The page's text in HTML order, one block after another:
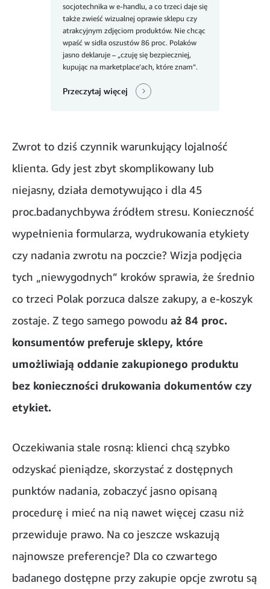
socjotechnika w e-handlu, a co trzeci daje się
także zwieść wizualnej oprawie sklepu czy
atrakcyjnym zdjęciom produktów. Nie chcąc
wpaść w sidła oszustów 86 proc. Polaków
jasno deklaruje – „czuję się bezpieczniej,
kupując na marketplace’ach, które znam”.
Przeczytaj więcej
Zwrot to dziś czynnik warunkujący lojalność
klienta. Gdy jest zbyt skomplikowany lub
niejasny, działa demotywująco i dla 45
proc.badanychbywa źródłem stresu. Konieczność
wypełnienia formularza, wydrukowania etykiety
czy nadania zwrotu na poczcie? Wizja podjęcia
tych „niewygodnych” kroków sprawia, że średnio
co trzeci Polak porzuca dalsze zakupy, a e-koszyk
zostaje. Z tego samego powodu aż 84 proc.
konsumentów preferuje sklepy, które
umożliwiają oddanie zakupionego produktu
bez konieczności drukowania dokumentów czy
etykiet.
Oczekiwania stale rosną: klienci chcą szybko
odzyskać pieniądze, skorzystać z dostępnych
punktów nadania, zobaczyć jasno opisaną
procedurę i mieć na nią nawet więcej czasu niż
przewiduje prawo. Na co jeszcze wskazują
najnowsze preferencje? Dla co czwartego
badanego dostępne przy zakupie opcje zwrotu są